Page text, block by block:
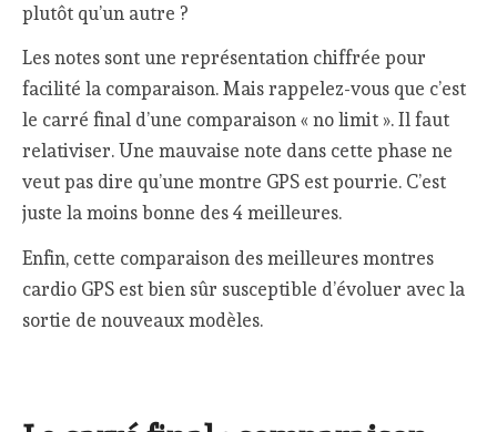
plutôt qu’un autre ?
Les notes sont une représentation chiffrée pour
facilité la comparaison. Mais rappelez-vous que c’est
le carré final d’une comparaison « no limit ». Il faut
relativiser. Une mauvaise note dans cette phase ne
veut pas dire qu’une montre GPS est pourrie. C’est
juste la moins bonne des 4 meilleures.
Enfin, cette comparaison des meilleures montres
cardio GPS est bien sûr susceptible d’évoluer avec la
sortie de nouveaux modèles.